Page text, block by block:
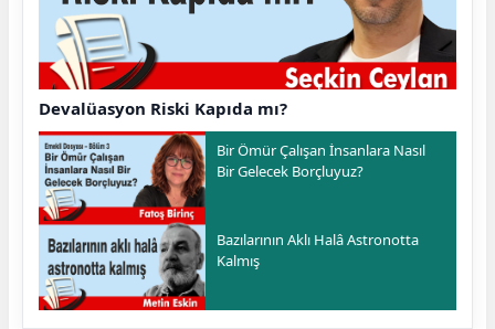
Devalüasyon Riski Kapıda mı?
Bir Ömür Çalışan İnsanlara Nasıl
Bir Gelecek Borçluyuz?
Bazılarının Aklı Halâ Astronotta
Kalmış